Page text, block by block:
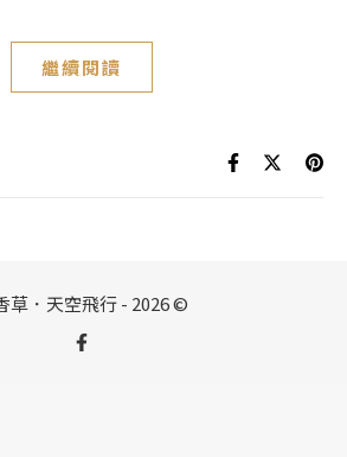
繼續閱讀
草．天空飛行 - 2026 ©